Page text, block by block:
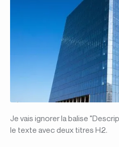
Je vais ignorer la balise
le texte avec deux titres H2.